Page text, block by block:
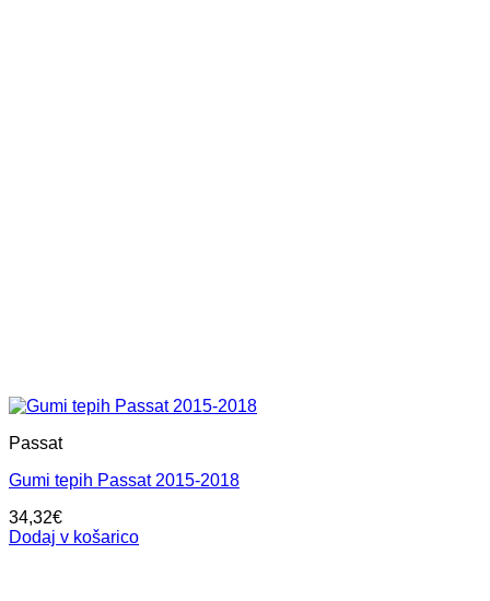
Passat
Gumi tepih Passat 2015-2018
34,32€
Dodaj v košarico